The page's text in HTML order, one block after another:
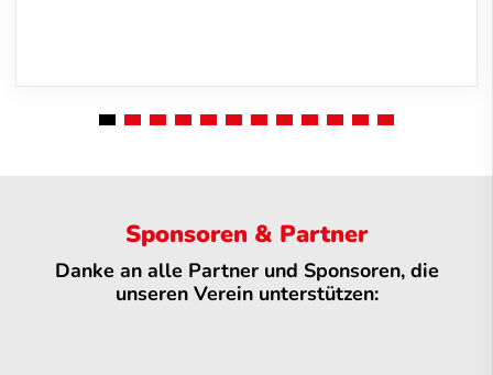
Sponsoren & Partner
Danke an alle Partner und Sponsoren, die
unseren Verein unterstützen: